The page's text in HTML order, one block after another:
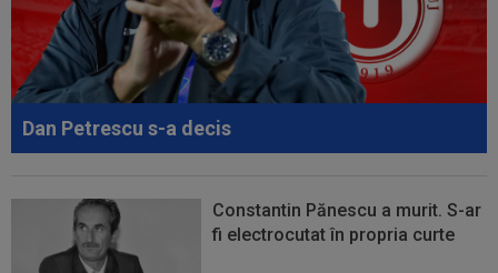
00:22 EXCLUSIV
Gică Craioveanu a dat declarația
serii, după KuPS - Craiova: ”Știi cine mă...
00:12
Barcelona, 180 de milioane de euro pentru
Rodri!
Dan Petrescu s-a decis
Constantin Pănescu a murit. S-ar
fi electrocutat în propria curte